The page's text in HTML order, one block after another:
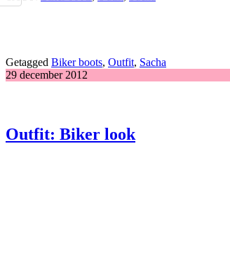
Getagged Biker boots, Outfit, Sacha
29 december 2012
Outfit: Biker look